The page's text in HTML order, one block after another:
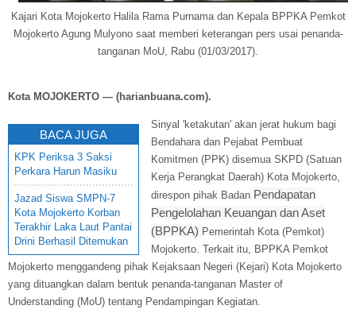
Kajari Kota Mojokerto Halila Rama Purnama dan Kepala BPPKA Pemkot
Mojokerto Agung Mulyono saat memberi keterangan pers usai penanda-
tanganan MoU, Rabu (01/03/2017).
Kota MOJOKERTO — (harianbuana.com).
BACA JUGA
KPK Periksa 3 Saksi
Perkara Harun Masiku
Jazad Siswa SMPN-7
Kota Mojokerto Korban
Terakhir Laka Laut Pantai
Drini Berhasil Ditemukan
Sinyal 'ketakutan' akan jerat hukum bagi
Bendahara dan Pejabat Pembuat
Komitmen (PPK) disemua SKPD (Satuan
Kerja Perangkat Daerah) Kota Mojokerto,
direspon pihak Badan Pendapatan
Pengelolahan Keuangan dan Aset
(BPPKA) Pemerintah Kota (Pemkot)
Mojokerto. Terkait itu, BPPKA Pemkot
Mojokerto menggandeng pihak Kejaksaan Negeri (Kejari) Kota Mojokerto
yang dituangkan dalam bentuk penanda-tanganan Master of
Understanding (MoU) tentang Pendampingan Kegiatan.